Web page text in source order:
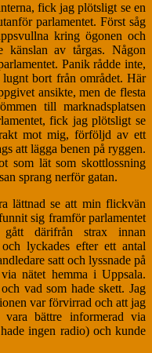
fick jag plötsligt se en
parlamentet. Först såg
kring ögonen och
känslan av tårgas. Någon
Panik rådde inte,
bort från området. Här
ansikte, men de flesta
till marknadsplatsen
fick jag plötsligt se
mot mig, förföljd av ett
att lägga benen på ryggen.
som lät som skottlossning
sprang nerför gatan.
lättnad se att min flickvän
sig framför parlamentet
därifrån strax innan
lyckades efter ett antal
satt och lyssnade på
nätet hemma i Uppsala.
vad som hade skett. Jag
var förvirrad och att jag
bättre informerad via
ingen radio) och kunde